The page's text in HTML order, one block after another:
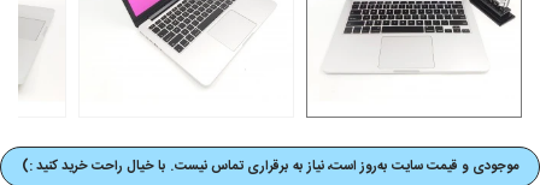
موجودی و قیمت‌ سایت به‌روز است، نیاز به برقراری تماس نیست. با خیال راحت خرید کنید :)